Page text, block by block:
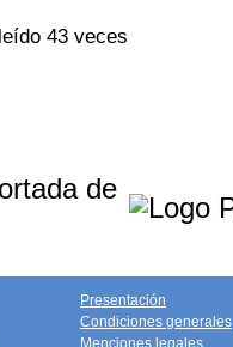
43 veces
de
Presentación
Condiciones generales
Menciones legales